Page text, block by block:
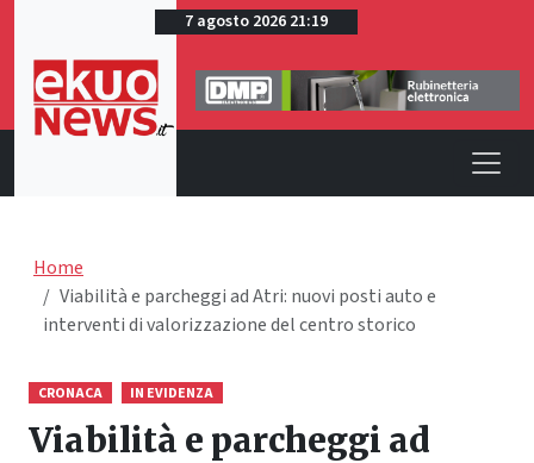
7 agosto 2026 21:19
Home
Viabilità e parcheggi ad Atri: nuovi posti auto e
interventi di valorizzazione del centro storico
CRONACA IN EVIDENZA
Viabilità e parcheggi ad